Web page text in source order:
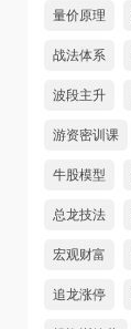
量价原理
战法体系
波段主升
游资密训课
牛股模型
总龙技法
宏观财富
追龙涨停